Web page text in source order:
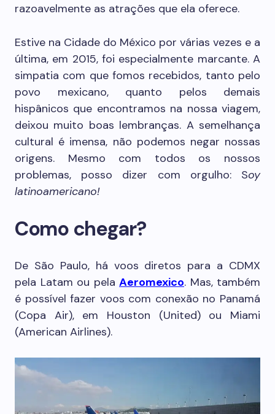
razoavelmente as atrações que ela oferece.
Estive na Cidade do México por várias vezes e a
última, em 2015, foi especialmente marcante. A
simpatia com que fomos recebidos, tanto pelo
povo mexicano, quanto pelos demais
hispânicos que encontramos na nossa viagem,
deixou muito boas lembranças. A semelhança
cultural é imensa, não podemos negar nossas
origens. Mesmo com todos os nossos
problemas, posso dizer com orgulho: Soy
latinoamericano!
Como chegar?
De São Paulo, há voos diretos para a CDMX
pela Latam ou pela Aeromexico. Mas, também
é possível fazer voos com conexão no Panamá
(Copa Air), em Houston (United) ou Miami
(American Airlines).